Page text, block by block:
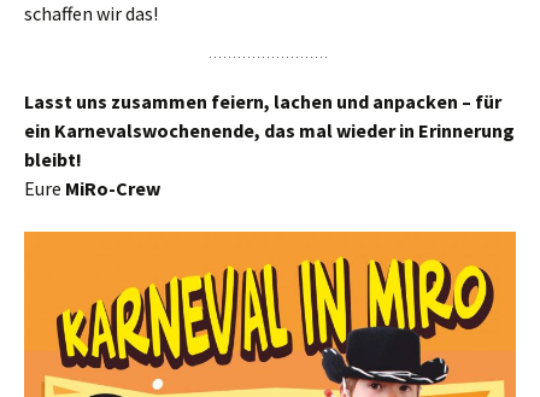
schaffen wir das!
Lasst uns zusammen feiern, lachen und anpacken – für
ein Karnevalswochenende, das mal wieder in Erinnerung
bleibt!
Eure MiRo-Crew